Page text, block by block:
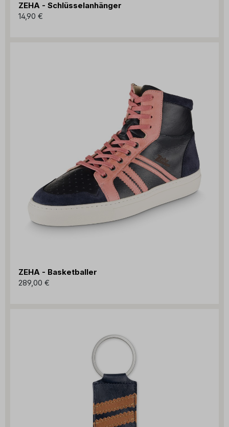
ZEHA - Schlüsselanhänger
14,90 €
ZEHA - Basketballer
289,00 €